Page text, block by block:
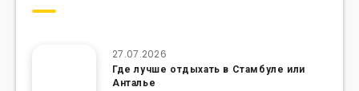
27.07.2026
Где лучше отдыхать в Стамбуле или
Анталье